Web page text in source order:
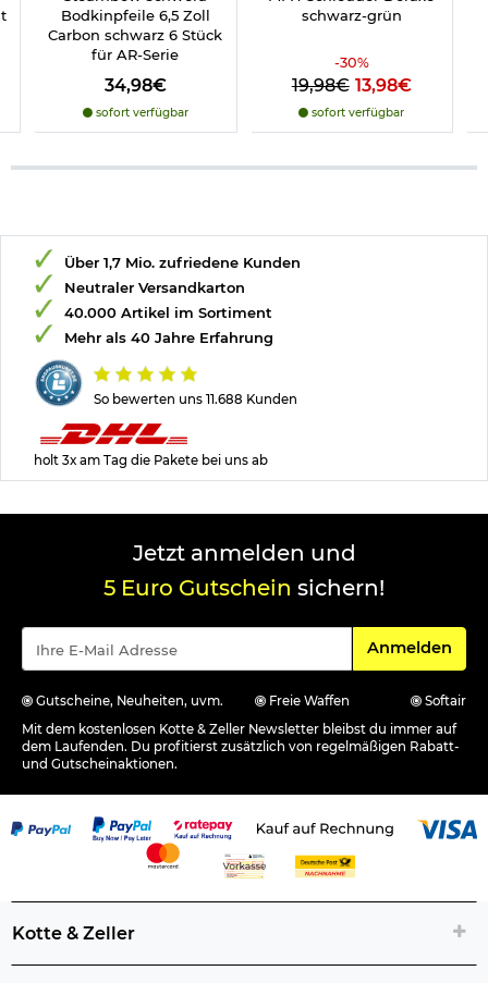
Bodkinpfeile 6,5 Zoll
Carbon schwarz 6 Stück
für AR-Serie
34,98€
sofort verfügbar
schwarz-grün
-30%
19,98€ 13,98€
sofort verfügbar
So bewerten uns 11.688 Kunden
Über 1,7 Mio. zufriedene Kunden
Neutraler Versandkarton
40.000 Artikel im Sortiment
Mehr als 40 Jahre Erfahrung
holt 3x am Tag die Pakete bei uns ab
Jetzt anmelden und
5 Euro Gutschein sichern!
Für den
Anmelden
Gutscheine, Neuheiten, uvm. Freie Waffen
Softair
Mit dem kostenlosen Kotte & Zeller Newsletter bleibst du immer auf
dem Laufenden. Du profitierst zusätzlich von regelmäßigen Rabatt-
und Gutscheinaktionen.
Kotte & Zeller